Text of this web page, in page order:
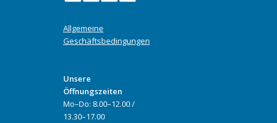
Allgemeine
Geschäftsbedingungen
Unsere
Öffnungszeiten
Mo–Do: 8.00–12.00 /
13.30–17.00